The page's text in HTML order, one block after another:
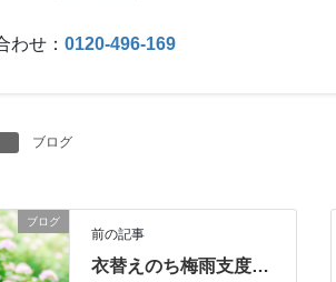
わせ： 0120-496-169
ブログ
ブログ
前の記事
衣替えのち梅雨支度…